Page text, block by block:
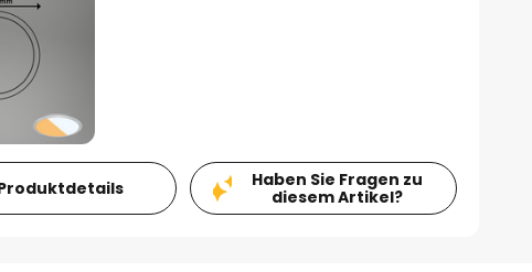
Haben Sie Fragen zu
diesem Artikel?